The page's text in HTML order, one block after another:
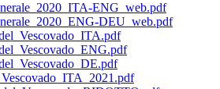
ENG_web.pdf
DEU_web.pdf